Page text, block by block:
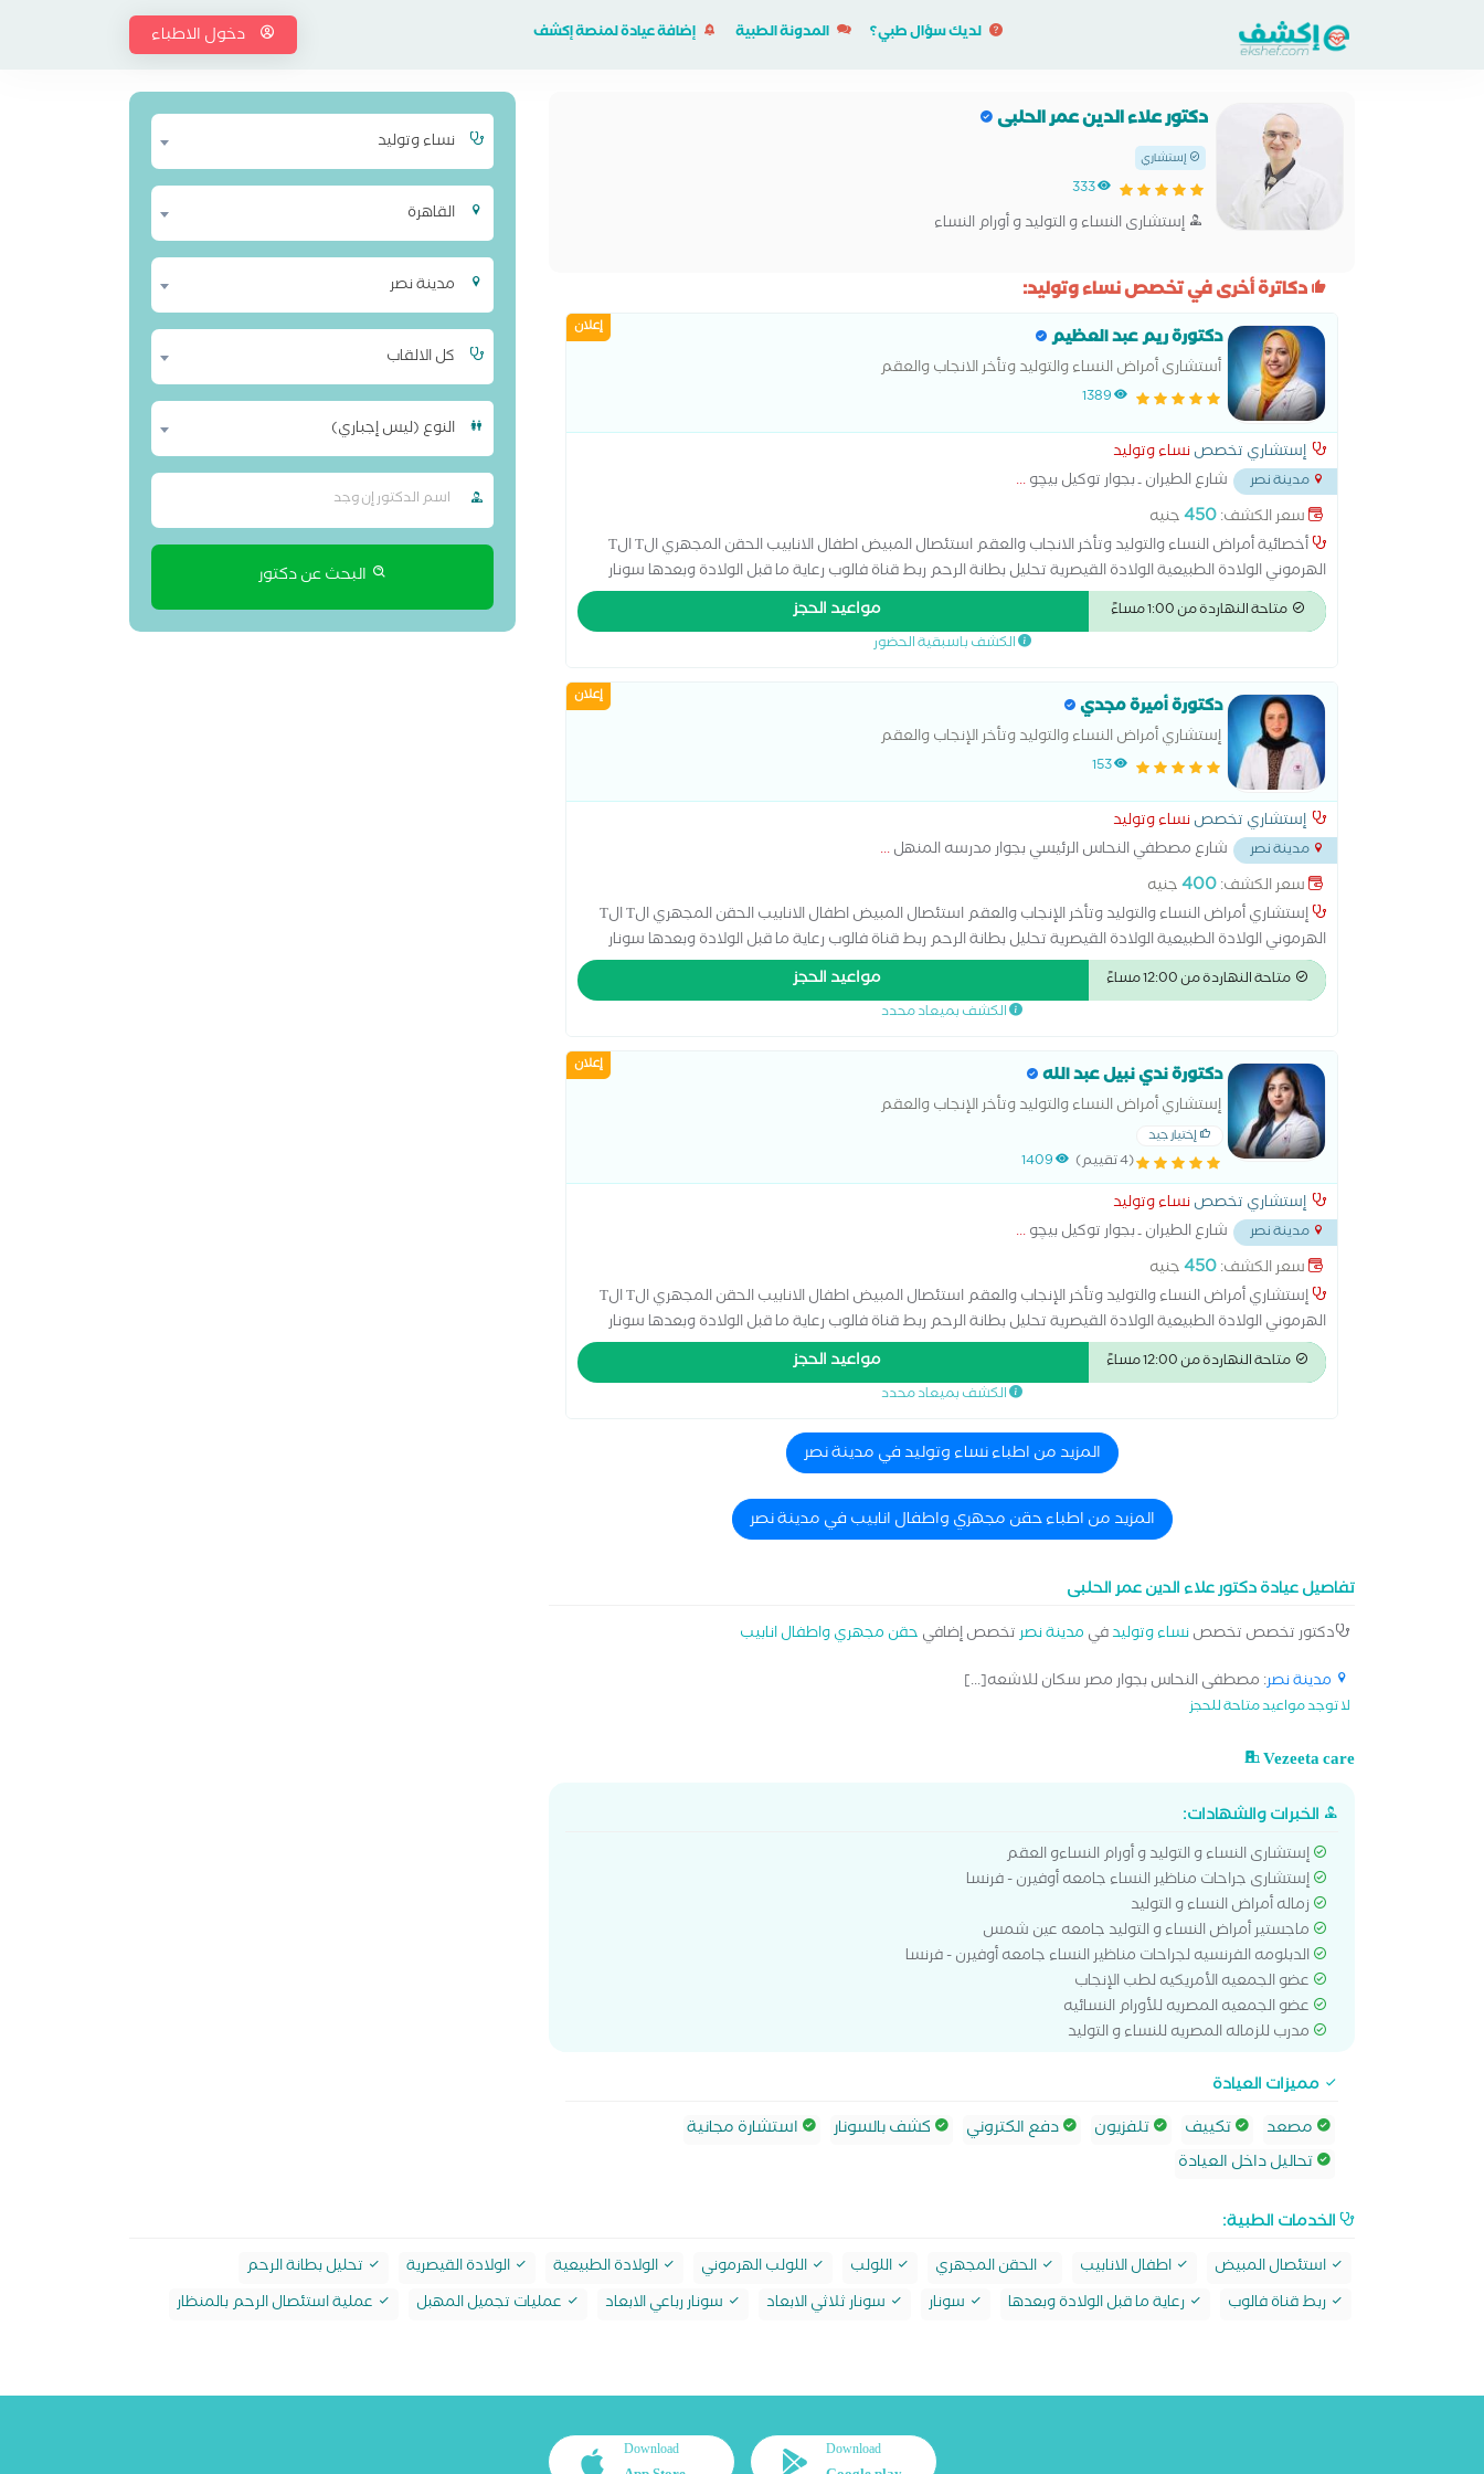
لديك سؤال طبي؟ المدونة الطبية إضافة عيادة لمنصة إكشف دخول الاطباء
دكتور علاء الدين عمر الحلبى
إستشاري
333
إستشارى النساء و التوليد و أورام النساء
دكاترة أخرى في تخصص نساء وتوليد:
إعلان دكتورة ريم عبد العظيم
أستشارى أمراض النساء والتوليد وتأخر الانجاب والعقم
1389
إستشاري تخصصنساء وتوليد
مدينة نصر شارع الطيران ـ بجوار توكيل بيچو...
سعر الكشف:450جنيه
أخصائية أمراض النساء والتوليد وتأخر الانجاب والعقم استئصال المبيض اطفال الانابيب الحقن المجهري الT الT
الهرموني الولادة الطبيعية الولادة القيصرية تحليل بطانة الرحم ربط قناة فالوب رعاية ما قبل الولادة وبعدها سونار
سونار ثلاثي الابعاد سونار رباعي الابعاد عمليات تجميل المهبل عملية استئصال الرحم بالمنظار
متاحة النهاردة من 1:00 مساءً مواعيد الحجز
الكشف باسبقية الحضور
إعلان دكتورة أميرة مجدي
إستشاري أمراض النساء والتوليد وتأخر الإنجاب والعقم
153
إستشاري تخصصنساء وتوليد
مدينة نصر شارع مصطفي النحاس الرئيسي بجوار مدرسه المنهل...
سعر الكشف:400جنيه
إستشاري أمراض النساء والتوليد وتأخر الإنجاب والعقم استئصال المبيض اطفال الانابيب الحقن المجهري الT الT
الهرموني الولادة الطبيعية الولادة القيصرية تحليل بطانة الرحم ربط قناة فالوب رعاية ما قبل الولادة وبعدها سونار
سونار ثلاثي الابعاد سونار رباعي الابعاد عمليات تجميل المهبل عملية استئصال الرحم بالمنظار
متاحة النهاردة من 12:00 مساءً مواعيد الحجز
الكشف بميعاد محدد
إعلان دكتورة ندي نبيل عبد الله
إستشاري أمراض النساء والتوليد وتأخر الإنجاب والعقم
إختيار جيد
(4 تقييم) 1409
إستشاري تخصصنساء وتوليد
مدينة نصر شارع الطيران ـ بجوار توكيل بيچو...
سعر الكشف:450جنيه
إستشاري أمراض النساء والتوليد وتأخر الإنجاب والعقم استئصال المبيض اطفال الانابيب الحقن المجهري الT الT
الهرموني الولادة الطبيعية الولادة القيصرية تحليل بطانة الرحم ربط قناة فالوب رعاية ما قبل الولادة وبعدها سونار
سونار ثلاثي الابعاد سونار رباعي الابعاد عمليات تجميل المهبل عملية استئصال الرحم بالمنظار
متاحة النهاردة من 12:00 مساءً مواعيد الحجز
الكشف بميعاد محدد
المزيد من اطباء نساء وتوليد في مدينة نصر
المزيد من اطباء حقن مجهري واطفال انابيب في مدينة نصر
تفاصيل عيادة دكتور علاء الدين عمر الحلبى
دكتور تخصص تخصصنساء وتوليدفي مدينة نصرتخصص إضافي حقن مجهري واطفال انابيب
مدينة نصر: مصطفى النحاس بجوار مصر سكان للاشعه[...]
لا توجد مواعيد متاحة للحجز
Vezeeta care
الخبرات والشهادات:
إستشارى النساء و التوليد و أورام النساءو العقم
إستشارى جراحات مناظير النساء جامعه أوفيرن - فرنسا
زماله أمراض النساء و التوليد
ماجستير أمراض النساء و التوليد جامعه عين شمس
الدبلومه الفرنسيه لجراحات مناظير النساء جامعه أوفيرن - فرنسا
عضو الجمعيه الأمريكيه لطب الإنجاب
عضو الجمعيه المصريه للأورام النسائيه
مدرب للزماله المصريه للنساء و التوليد
مميزات العيادة
مصعد
تكييف تلفزيون دفع الكتروني كشف بالسونار
استشارة مجانية
تحاليل داخل العيادة
نساء وتوليد
القاهرة
مدينة نصر
كل الالقاب
النوع (ليس إجباري)
البحث عن دكتور
الخدمات الطبية:
استئصال المبيض اطفال الانابيب الحقن المجهري اللولب اللولب الهرموني الولادة الطبيعية الولادة القيصرية
تحليل بطانة الرحم
ربط قناة فالوب
رعاية ما قبل الولادة وبعدها سونار سونار ثلاثي الابعاد سونار رباعي الابعاد عمليات تجميل المهبل عملية استئصال الرحم بالمنظار
Download
Download